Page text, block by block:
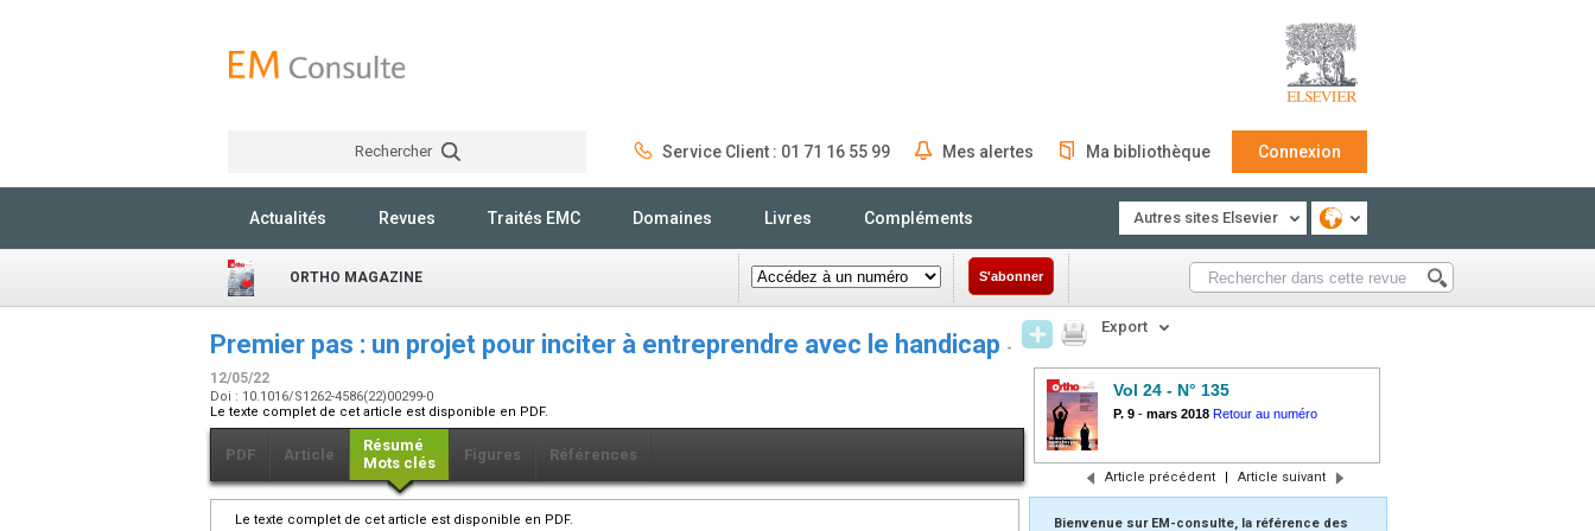
Rechercher Service Client : 01 71 16 55 99 Mes alertes Ma bibliothèque Connexion
Actualités Revues Traités EMC Domaines Livres Compléments Autres sites Elsevier
ORTHO MAGAZINE S'abonner
Premier pas : un projet pour inciter à entreprendre avec le handicap -
12/05/22
Doi : 10.1016/S1262-4586(22)00299-0
Le texte complet de cet article est disponible en PDF.
PDF Article
Résumé
Mots clés
Figures Références
Le texte complet de cet article est disponible en PDF.
Export
Vol 24 - N° 135
P. 9 - mars 2018 Retour au numéro
Article précédent | Article suivant
Bienvenue sur EM-consulte, la référence des